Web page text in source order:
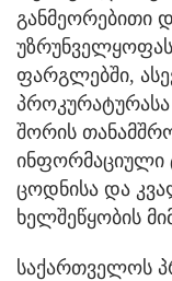
განმეორებითი
ფარგლებში,
შორის
ინფორმაციული
ცოდნისა და
ხელშეწყობის
საქართველოს